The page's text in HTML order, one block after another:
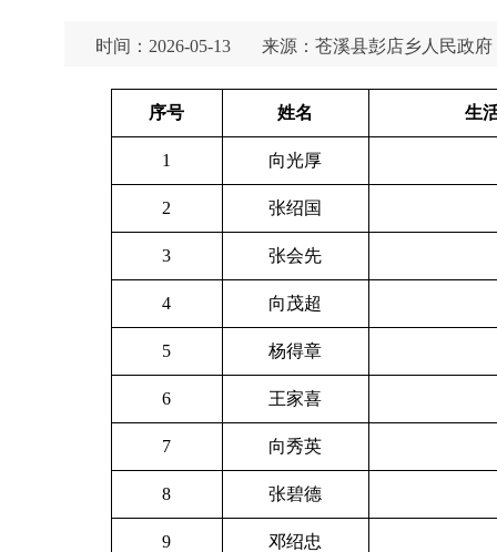
时间：2026-05-13 来源：苍溪县彭店乡人民政府
序号 姓名 生
1 向光厚
2 张绍国
3 张会先
4 向茂超
5 杨得章
6 王家喜
7 向秀英
8 张碧德
9 邓绍忠